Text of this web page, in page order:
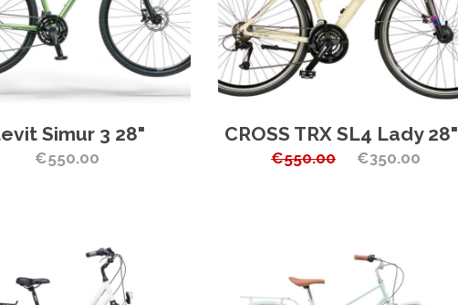
Simur 3 28"
€550.00
CROSS TRX SL4 Lady 28"
€550.00 €350.00